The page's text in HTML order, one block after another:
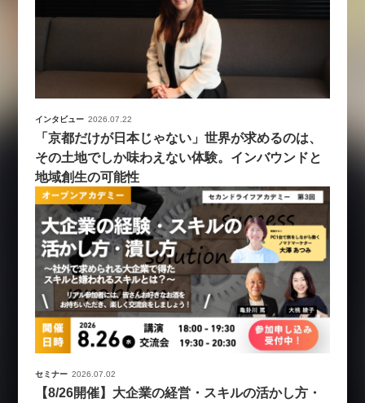
インタビュー 2026.07.22
「京都だけが日本じゃない」世界が求めるのは、
その土地でしか味わえない体験。インバウンドと
地域創生の可能性
セミナー 2026.07.02
【8/26開催】大企業の経営・スキルの活かし方・